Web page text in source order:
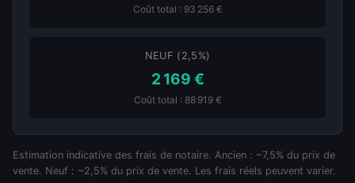
Coût total : 93 256 €
NEUF (2,5%)
2 169 €
Coût total : 88 919 €
Estimation indicative des frais de notaire. Ancien : ~7,5% du prix de
vente. Neuf : ~2,5% du prix de vente. Les frais réels peuvent varier.